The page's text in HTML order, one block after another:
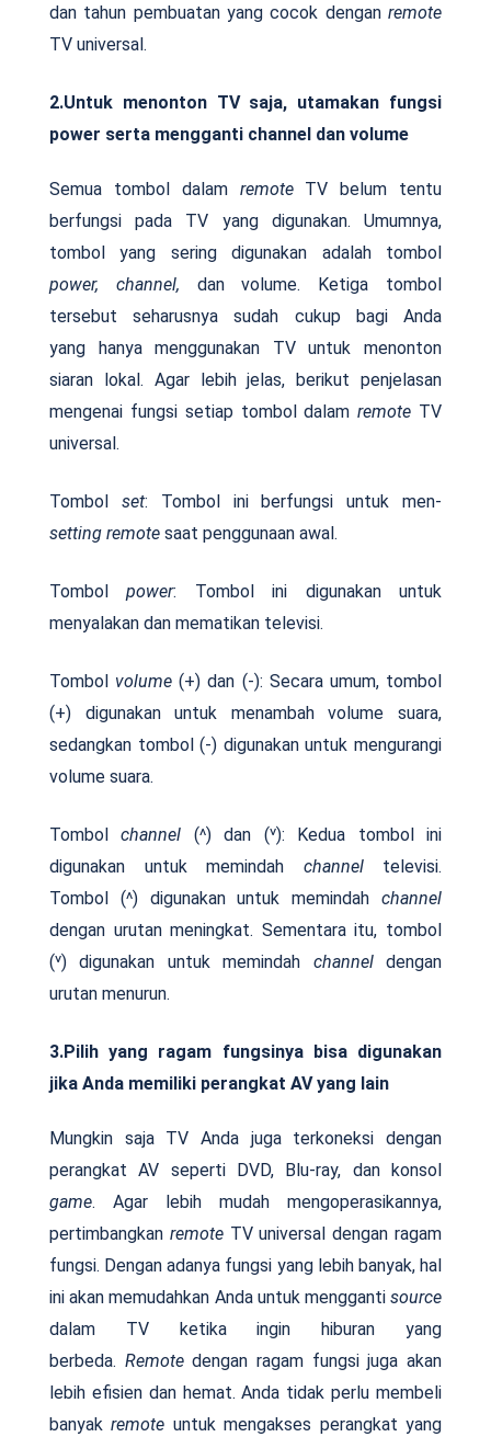
dan tahun pembuatan yang cocok dengan remote
TV universal.
2.Untuk menonton TV saja, utamakan fungsi
power serta mengganti channel dan volume
Semua tombol dalam remote TV belum tentu
berfungsi pada TV yang digunakan. Umumnya,
tombol yang sering digunakan adalah tombol
power, channel, dan volume. Ketiga tombol
tersebut seharusnya sudah cukup bagi Anda
yang hanya menggunakan TV untuk menonton
siaran lokal. Agar lebih jelas, berikut penjelasan
mengenai fungsi setiap tombol dalamremote TV
universal.
Tombol set: Tombol ini berfungsi untuk men-
setting remote saat penggunaan awal.
Tombolpower: Tombol ini digunakan untuk
menyalakan dan mematikan televisi.
Tombol volume (+) dan (-): Secara umum, tombol
(+) digunakan untuk menambah volume suara,
sedangkan tombol (-) digunakan untuk mengurangi
volume suara.
Tombolchannel (˄) dan (˅): Kedua tombol ini
digunakan untuk memindah channel televisi.
Tombol (˄) digunakan untuk memindah channel
dengan urutan meningkat. Sementara itu, tombol
(˅) digunakan untuk memindah channeldengan
urutan menurun.
3.Pilih yang ragam fungsinya bisa digunakan
jika Anda memiliki perangkat AV yang lain
Mungkin saja TV Anda juga terkoneksi dengan
perangkat AV seperti DVD, Blu-ray, dan konsol
game. Agar lebih mudah mengoperasikannya,
pertimbangkan remote TV universal dengan ragam
fungsi. Dengan adanya fungsi yang lebih banyak, hal
ini akan memudahkan Anda untuk mengganti source
dalam TV ketika ingin hiburan yang
berbeda. Remotedengan ragam fungsi juga akan
lebih efisien dan hemat. Anda tidak perlu membeli
banyakremote untuk mengakses perangkat yang